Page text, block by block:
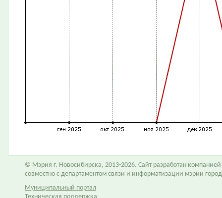
© Мэрия г. Новосибирска, 2013-2026. Сайт разработан компанией
совместно с департаментом связи и информатизации мэрии
Муниципальный портал